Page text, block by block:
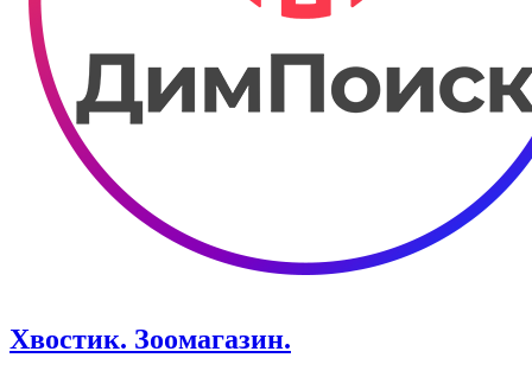
Хвостик. Зоомагазин.